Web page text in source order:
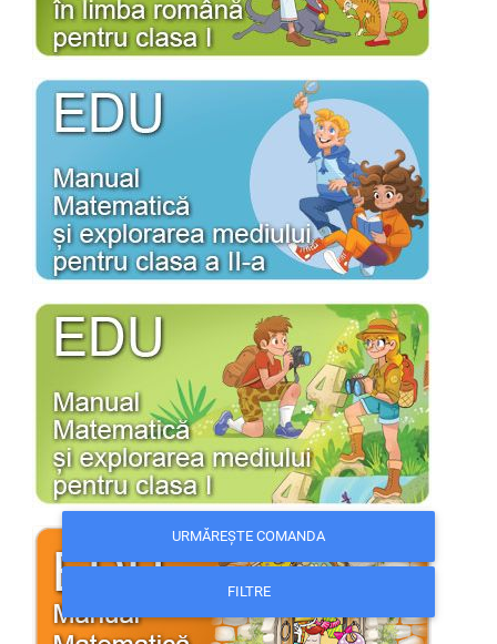
URMĂREȘTE COMANDA
FILTRE